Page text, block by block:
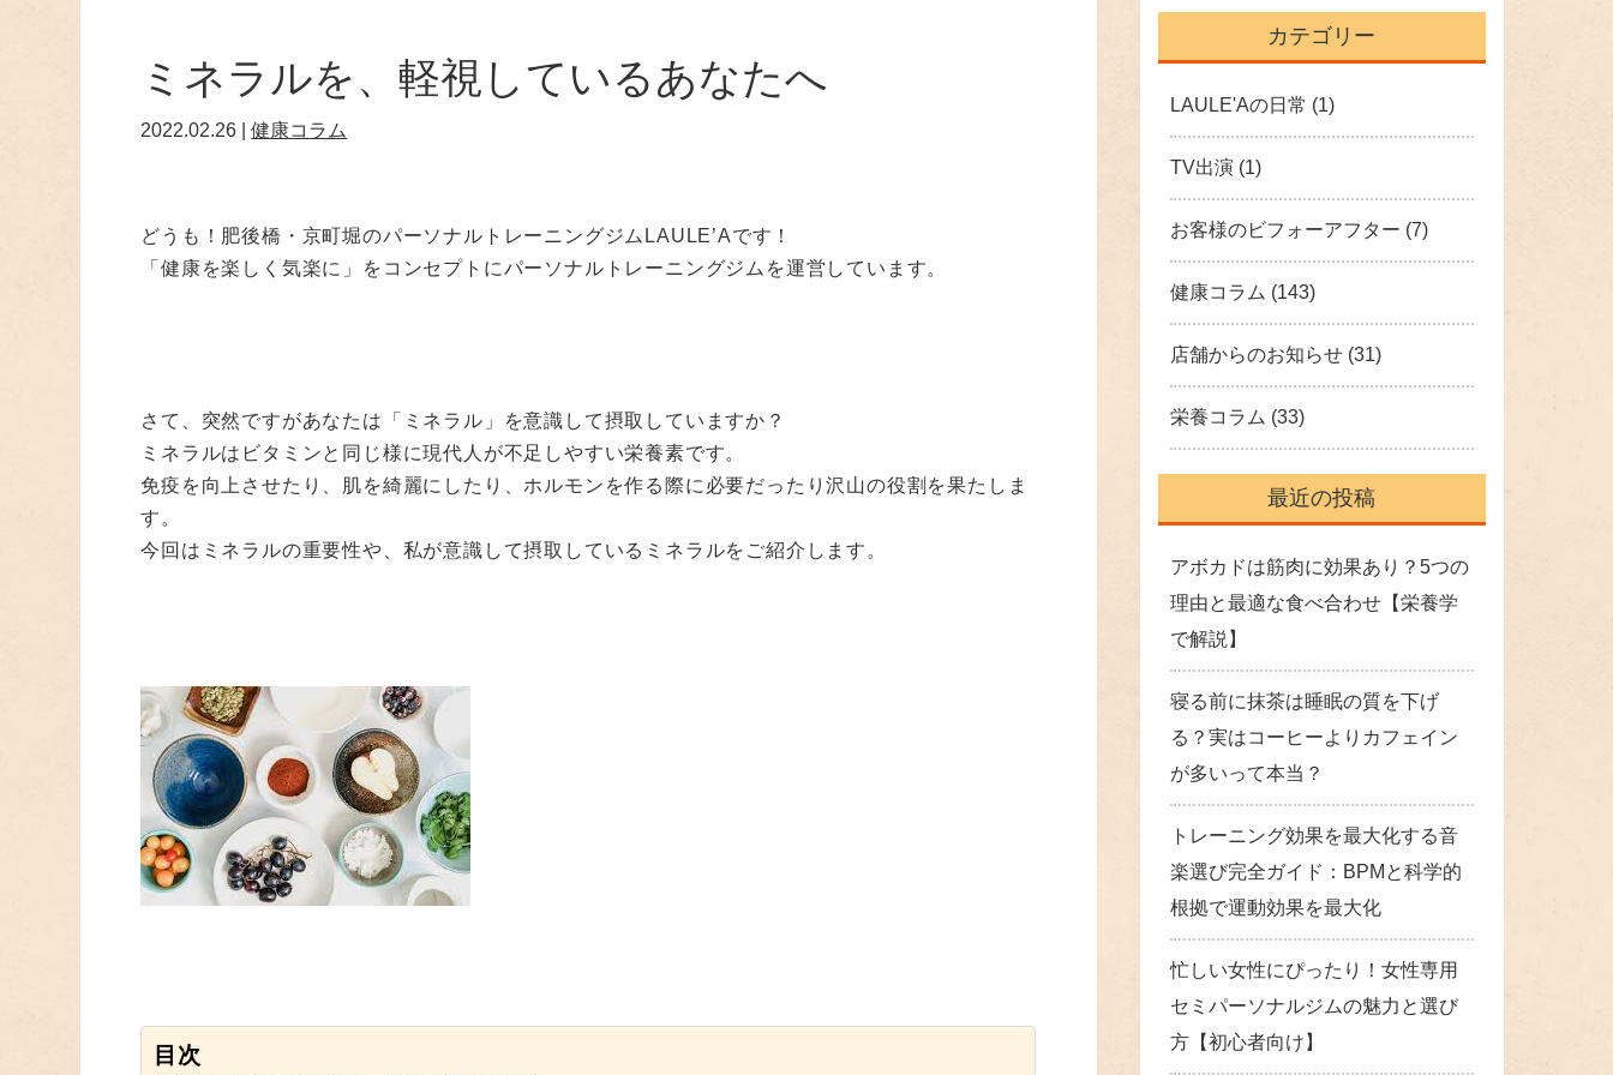
ミネラルを、軽視しているあなたへ
2022.02.26 |健康コラム
どうも！肥後橋・京町堀のパーソナルトレーニングジムLAULE’Aです！
「健康を楽しく気楽に」をコンセプトにパーソナルトレーニングジムを運営しています。
さて、突然ですがあなたは「ミネラル」を意識して摂取していますか？
ミネラルはビタミンと同じ様に現代人が不足しやすい栄養素です。
免疫を向上させたり、肌を綺麗にしたり、ホルモンを作る際に必要だったり沢山の役割を果たしま
す。
今回はミネラルの重要性や、私が意識して摂取しているミネラルをご紹介します。
目次
カテゴリー
LAULE'Aの日常 (1)
TV出演 (1)
お客様のビフォーアフター (7)
健康コラム (143)
店舗からのお知らせ (31)
栄養コラム (33)
最近の投稿
アボカドは筋肉に効果あり？5つの
理由と最適な食べ合わせ【栄養学
で解説】
寝る前に抹茶は睡眠の質を下げ
る？実はコーヒーよりカフェイン
が多いって本当？
トレーニング効果を最大化する音
楽選び完全ガイド：BPMと科学的
根拠で運動効果を最大化
忙しい女性にぴったり！女性専用
セミパーソナルジムの魅力と選び
方【初心者向け】